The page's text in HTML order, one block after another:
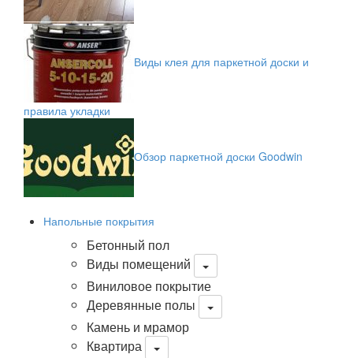
Виды клея для паркетной доски и
правила укладки
Обзор паркетной доски Goodwin
Напольные покрытия
Бетонный пол
Виды помещений
Виниловое покрытие
Деревянные полы
Камень и мрамор
Квартира